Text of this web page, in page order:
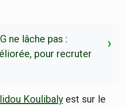
ne lâche pas :
pour recruter
›
Koulibaly est sur le